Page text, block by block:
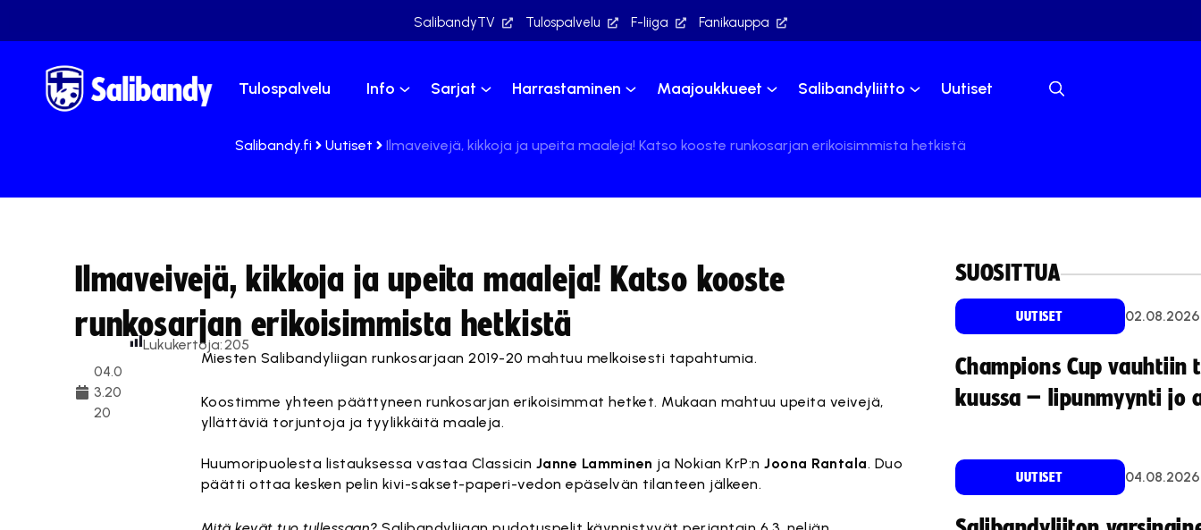
SalibandyTV Tulospalvelu F-liiga Fanikauppa
Tulospalvelu Info Sarjat Harrastaminen Maajoukkueet Salibandyliitto Uutiset
Salibandy.fi Uutiset Ilmaveivejä, kikkoja ja upeita maaleja! Katso kooste runkosarjan erikoisimmista hetkistä
Ilmaveivejä, kikkoja ja upeita maaleja! Katso kooste
runkosarjan erikoisimmista hetkistä
04.0
3.20
20
Lukukertoja:205
Miesten Salibandyliigan runkosarjaan 2019-20 mahtuu melkoisesti tapahtumia.
Koostimme yhteen päättyneen runkosarjan erikoisimmat hetket. Mukaan mahtuu upeita veivejä,
yllättäviä torjuntoja ja tyylikkäitä maaleja.
Huumoripuolesta listauksessa vastaa Classicin Janne Lamminen ja Nokian KrP:nJoona Rantala. Duo
päätti ottaa kesken pelin kivi-sakset-paperi-vedon epäselvän tilanteen jälkeen.
SUOSITTUA
UUTISET 02.08.2026
Champions Cup vauhtiin
kuussa – lipunmyynti jo
UUTISET 04.08.2026